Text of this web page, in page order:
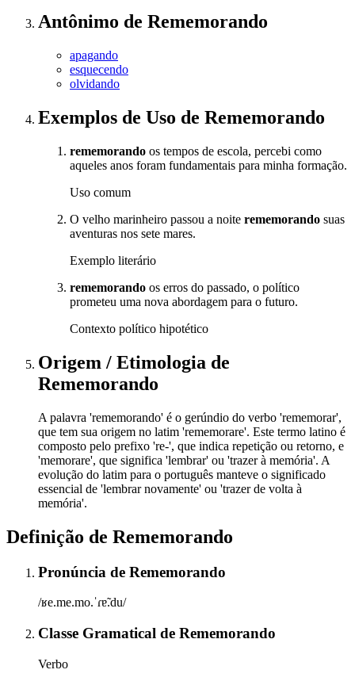
Antônimo de Rememorando
apagando
esquecendo
olvidando
Exemplos de Uso de Rememorando
rememorando os tempos de escola, percebi como
aqueles anos foram fundamentais para minha formação.
Uso comum
O velho marinheiro passou a noite rememorando suas
aventuras nos sete mares.
Exemplo literário
rememorando os erros do passado, o político
prometeu uma nova abordagem para o futuro.
Contexto político hipotético
Origem / Etimologia de
Rememorando
A palavra 'rememorando' é o gerúndio do verbo 'rememorar',
que tem sua origem no latim 'rememorare'. Este termo latino é
composto pelo prefixo 're-', que indica repetição ou retorno, e
'memorare', que significa 'lembrar' ou 'trazer à memória'. A
evolução do latim para o português manteve o significado
essencial de 'lembrar novamente' ou 'trazer de volta à
memória'.
Definição de Rememorando
Pronúncia de Rememorando
/ʁe.me.mo.ˈɾɐ̃.du/
Classe Gramatical de Rememorando
Verbo